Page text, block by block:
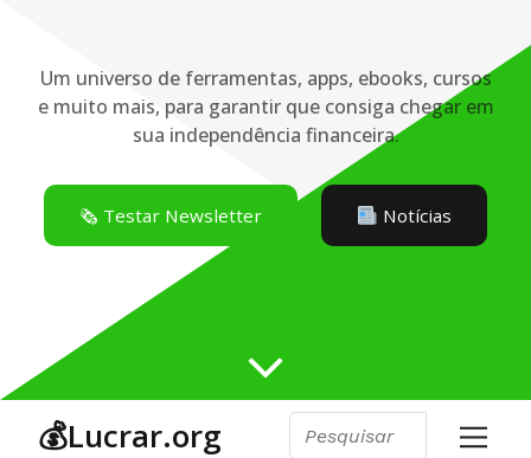
Um universo de ferramentas, apps, ebooks, cursos
e muito mais, para garantir que consiga chegar em
sua independência financeira.
🗞️ Testar Newsletter Notícias
💰Lucrar.org